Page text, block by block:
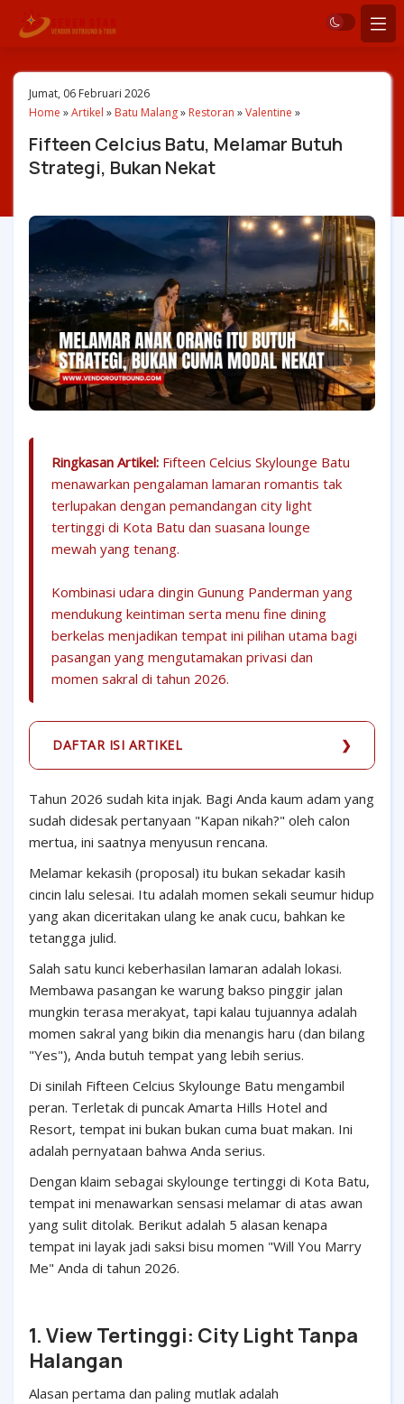
Jumat, 06 Februari 2026
Home »Artikel » Batu Malang» Restoran »Valentine »
Fifteen Celcius Batu, Melamar Butuh
Strategi, Bukan Nekat
Ringkasan Artikel: Fifteen Celcius Skylounge Batu
menawarkan pengalaman lamaran romantis tak
terlupakan dengan pemandangan city light
tertinggi di Kota Batu dan suasana lounge
mewah yang tenang.
Kombinasi udara dingin Gunung Panderman yang
mendukung keintiman serta menu fine dining
berkelas menjadikan tempat ini pilihan utama bagi
pasangan yang mengutamakan privasi dan
momen sakral di tahun 2026.
DAFTAR ISI ARTIKEL
Tahun 2026 sudah kita injak. Bagi Anda kaum adam yang
sudah didesak pertanyaan "Kapan nikah?" oleh calon
mertua, ini saatnya menyusun rencana.
Melamar kekasih (proposal) itu bukan sekadar kasih
cincin lalu selesai. Itu adalah momen sekali seumur hidup
yang akan diceritakan ulang ke anak cucu, bahkan ke
tetangga julid.
Salah satu kunci keberhasilan lamaran adalah lokasi.
Membawa pasangan ke warung bakso pinggir jalan
mungkin terasa merakyat, tapi kalau tujuannya adalah
momen sakral yang bikin dia menangis haru (dan bilang
"Yes"), Anda butuh tempat yang lebih serius.
Di sinilah Fifteen Celcius Skylounge Batu mengambil
peran. Terletak di puncak Amarta Hills Hotel and
Resort, tempat ini bukan bukan cuma buat makan. Ini
adalah pernyataan bahwa Anda serius.
Dengan klaim sebagai skylounge tertinggi di Kota Batu,
tempat ini menawarkan sensasi melamar di atas awan
yang sulit ditolak. Berikut adalah 5 alasan kenapa
tempat ini layak jadi saksi bisu momen "Will You Marry
Me" Anda di tahun 2026.
1. View Tertinggi: City Light Tanpa
Halangan
Alasan pertama dan paling mutlak adalah